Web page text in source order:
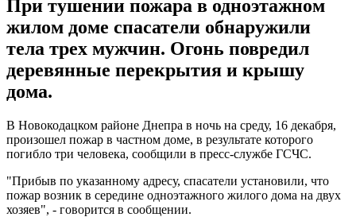
При тушении пожара в одноэтажном
жилом доме спасатели обнаружили
тела трех мужчин. Огонь повредил
деревянные перекрытия и крышу
дома.
В Новокодацком районе Днепра в ночь на среду, 16 декабря,
произошел пожар в частном доме, в результате которого
погибло три человека, сообщили в пресс-службе ГСЧС.
"Прибыв по указанному адресу, спасатели установили, что
пожар возник в середине одноэтажного жилого дома на двух
хозяев", - говорится в сообщении.